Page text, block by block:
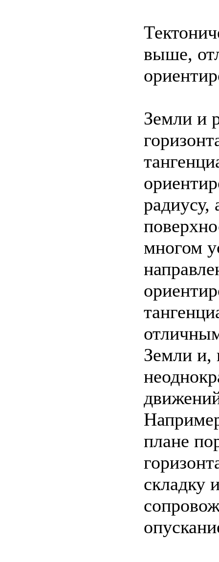
выше,
Земли и
радиусу,
многом
Земли и,
плане
складку